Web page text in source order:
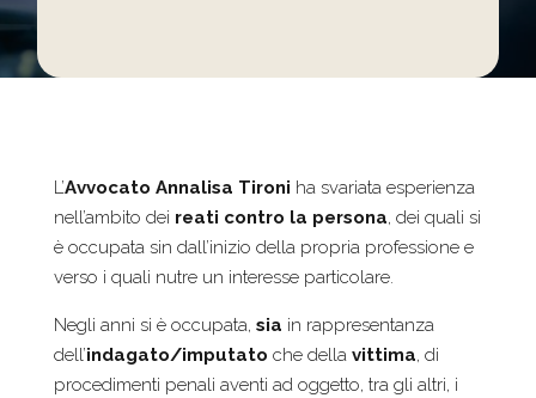
L’Avvocato Annalisa Tironi ha svariata esperienza
nell’ambito dei reati contro la persona, dei quali si
è occupata sin dall’inizio della propria professione e
verso i quali nutre un interesse particolare.
Negli anni si è occupata, sia in rappresentanza
dell’indagato/imputato che della vittima, di
procedimenti penali aventi ad oggetto, tra gli altri, i